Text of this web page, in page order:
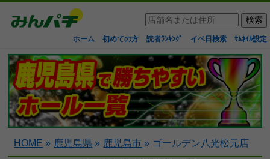
ホーム 初めての方 読者ﾗﾝｷﾝｸﾞ イベ日検索 ｻﾑﾈｲﾙ設定
HOME » 鹿児島県 » 鹿児島市 » ゴールデン八光松元店